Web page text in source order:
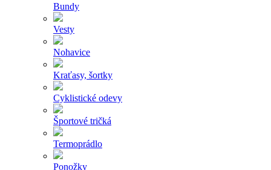
Bundy
Vesty
Nohavice
Kraťasy, šortky
Cyklistické odevy
Športové tričká
Termoprádlo
Ponožky